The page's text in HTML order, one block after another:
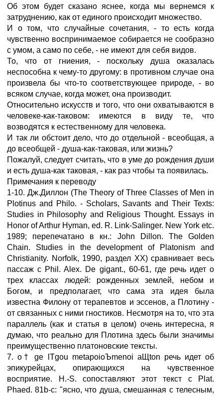
Об этом будет сказано яснее, когда мы вернемся к
затруднению, как от единого происходит множество.
И о том, что случайные сочетания, - то есть когда
чувственно воспринимаемое собирается не сообразно
с умом, а само по себе, - не имеют для себя видов.
То, что от гниения, - поскольку душа оказалась
неспособна к чему-то другому: в противном случае она
произвела бы что-то соответствующее природе, - во
всяком случае, когда может, она производит.
Относительно искусств и того, что они охватываются в
человеке-как-таковом: имеются в виду те, что
возводятся к естественному для человека.
И так ли обстоит дело, что до отдельной - всеобщая, а
до всеобщей - душа-как-таковая, или жизнь?
Пожалуй, следует считать, что в уме до рождения души
и есть душа-как таковая, - как раз чтобы та появилась.
Примечания к переводу
1-10. Дж.Диллон (The Theory of Three Classes of Men in
Plotinus and Philo. - Scholars, Savants and Their Texts:
Studies in Philosophy and Religious Thought. Essays in
Honor of Arthur Hyman, ed. R. Link-Salinger. New York etc.
1989; перепечатано в кн.: John Dillon. The Golden
Chain. Studies in the development of Platonism and
Christianity. Norfolk, 1990, раздел ХХ) сравнивает весь
пассаж с Phil. Alex. De gigant., 60-61, где речь идет о
трех классах людей: рожденных землей, небом и
Богом, и предполагает, что сама эта идея была
известна Филону от терапевтов и эссенов, а Плотину -
от связанных с ними гностиков. Несмотря на то, что эта
параллель (как и статья в целом) очень интересна, я
думаю, что реально для Плотина здесь были значимы
преимущественно платоновские тексты.
7. o† ge lТgou metapoioЪmenoi aЩtоn речь идет об
эпикурейцах, опирающихся на чувственное
восприятие. H.-S. сопоставляют этот текст с Plat.
Phaed. 81b-c: "ясно, что душа, смешанная с телесным,